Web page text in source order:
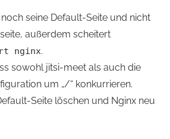
seine Default-Seite und nicht
außerdem scheitert
nginx.
sowohl jitsi-meet als auch die
um „/“ konkurrieren.
Seite löschen und Nginx neu